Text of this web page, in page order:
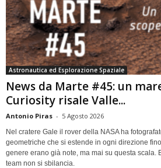
Astronautica ed Esplorazione Spaziale
News da Marte #45: un
Curiosity risale Valle...
Antonio Piras - 5 Agosto 2026
Nel cratere Gale il rover della NASA ha
geometriche che si estende in ogni direzione
genere erano già note, ma mai su questa scala.
team non si sbilancia.